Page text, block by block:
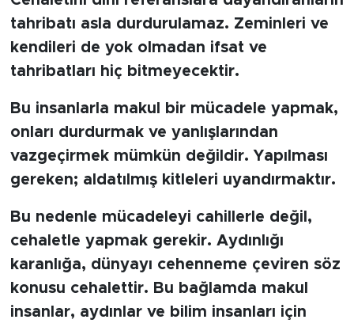
tahribatı asla durdurulamaz. Zeminleri ve
kendileri de yok olmadan ifsat ve
tahribatları hiç bitmeyecektir.
Bu insanlarla makul bir mücadele yapmak,
onları durdurmak ve yanlışlarından
vazgeçirmek mümkün değildir. Yapılması
gereken; aldatılmış kitleleri uyandırmaktır.
Bu nedenle mücadeleyi cahillerle değil,
cehaletle yapmak gerekir. Aydınlığı
karanlığa, dünyayı cehenneme çeviren söz
konusu cehalettir. Bu bağlamda makul
insanlar, aydınlar ve bilim insanları için